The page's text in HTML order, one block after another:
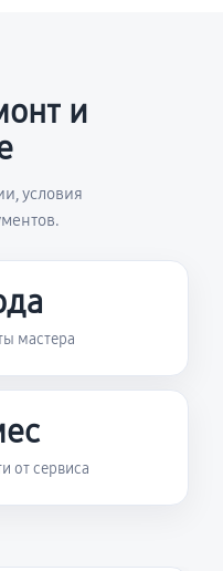
и
условия
мастера
от сервиса